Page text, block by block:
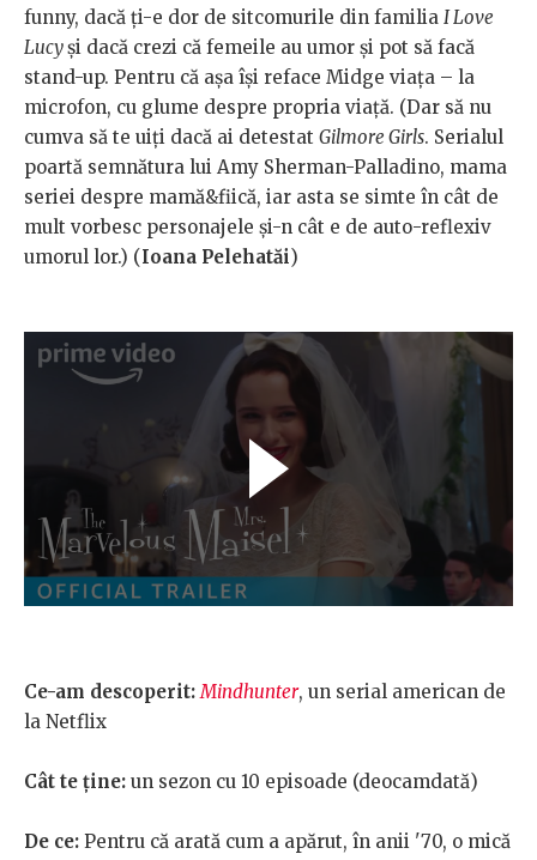
funny, dacă ți-e dor de sitcomurile din familia I Love
Lucyși dacă crezi că femeile au umor și pot să facă
stand-up. Pentru că așa își reface Midge viața – la
microfon, cu glume despre propria viață. (Dar să nu
cumva să te uiți dacă ai detestat Gilmore Girls. Serialul
poartă semnătura lui Amy Sherman-Palladino, mama
seriei despre mamă&fiică, iar asta se simte în cât de
mult vorbesc personajele și-n cât e de auto-reflexiv
umorul lor.) (Ioana Pelehatăi)
Ce-am descoperit:Mindhunter, un serial american de
la Netflix
Cât te ţine: un sezon cu 10 episoade (deocamdată)
De ce: Pentru că arată cum a apărut, în anii '70, o mică